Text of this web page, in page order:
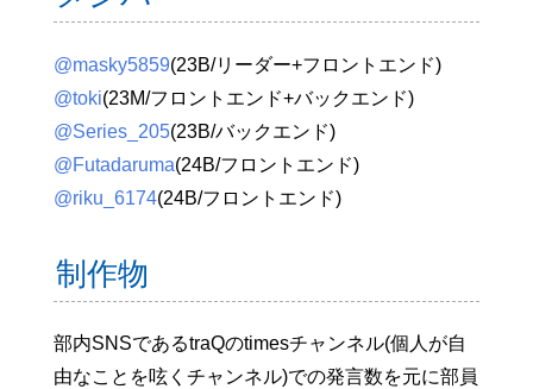
@masky5859(23B/リーダー+フロントエンド)
@toki(23M/フロントエンド+バックエンド)
@Series_205(23B/バックエンド)
@Futadaruma(24B/フロントエンド)
@riku_6174(24B/フロントエンド)
制作物
部内SNSであるtraQのtimesチャンネル(個人が自
由なことを呟くチャンネル)での発言数を元に部員